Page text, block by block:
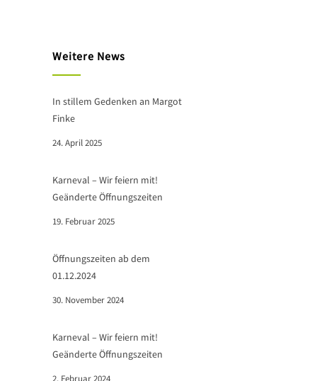
Weitere News
In stillem Gedenken an Margot
Finke
24. April 2025
Karneval – Wir feiern mit!
Geänderte Öffnungszeiten
19. Februar 2025
Öffnungszeiten ab dem
01.12.2024
30. November 2024
Karneval – Wir feiern mit!
Geänderte Öffnungszeiten